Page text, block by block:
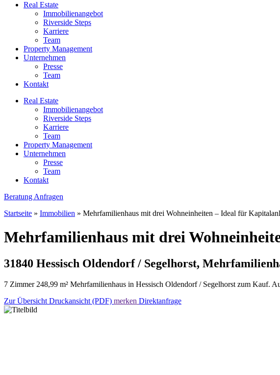
Real Estate
Immobilienangebot
Riverside Steps
Karriere
Team
Property Management
Unternehmen
Presse
Team
Kontakt
Real Estate
Immobilienangebot
Riverside Steps
Karriere
Team
Property Management
Unternehmen
Presse
Team
Kontakt
Beratung Anfragen
Startseite » Immobilien » Mehrfamilienhaus mit drei Wohneinheiten – Ideal für
Mehrfamilienhaus mit drei
31840 Hessisch Oldendorf / Segelhorst,
7 Zimmer 248,99 m² Mehrfamilienhaus in Hessisch Oldendorf / Segelhorst zum Kauf.
Zur Übersicht Druckansicht (PDF) merken Direktanfrage